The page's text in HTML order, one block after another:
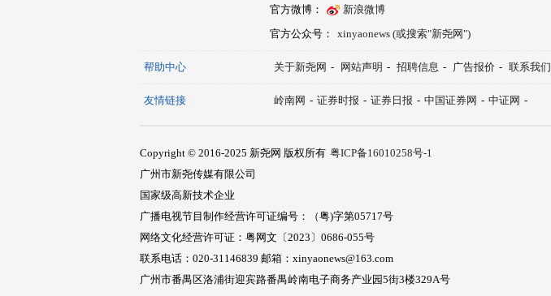
官方微博：
新浪微博
官方公众号：
xinyaonews (或搜索"新尧网")
帮助中心 关于新尧网 - 网站声明 - 招聘信息 - 广告报价 - 联系我们
友情链接 岭南网 - 证券时报 - 证券日报 - 中国证券网 - 中证网 -
Copyright © 2016-2025 新尧网 版权所有 粤ICP备16010258号-1
广州市新尧传媒有限公司
国家级高新技术企业
广播电视节目制作经营许可证编号：（粤)字第05717号
网络文化经营许可证：粤网文〔2023〕0686-055号
联系电话：020-31146839 邮箱：xinyaonews@163.com
广州市番禺区洛浦街迎宾路番禺岭南电子商务产业园5街3楼329A号